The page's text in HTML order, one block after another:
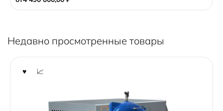
f
5
Недавно просмотренные товары